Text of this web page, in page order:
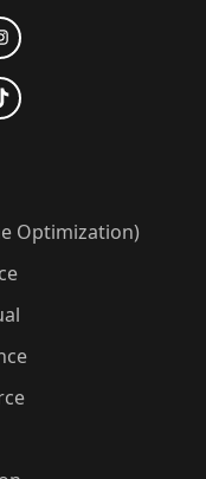
Optimization)